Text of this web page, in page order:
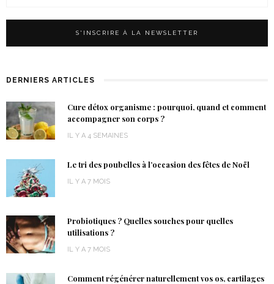
DERNIERS ARTICLES
Cure détox organisme : pourquoi, quand et comment
accompagner son corps ?
IL Y A 4 SEMAINES
Le tri des poubelles à l’occasion des fêtes de Noël
IL Y A 7 MOIS
Probiotiques ? Quelles souches pour quelles
utilisations ?
IL Y A 7 MOIS
Comment régénérer naturellement vos os, cartilages